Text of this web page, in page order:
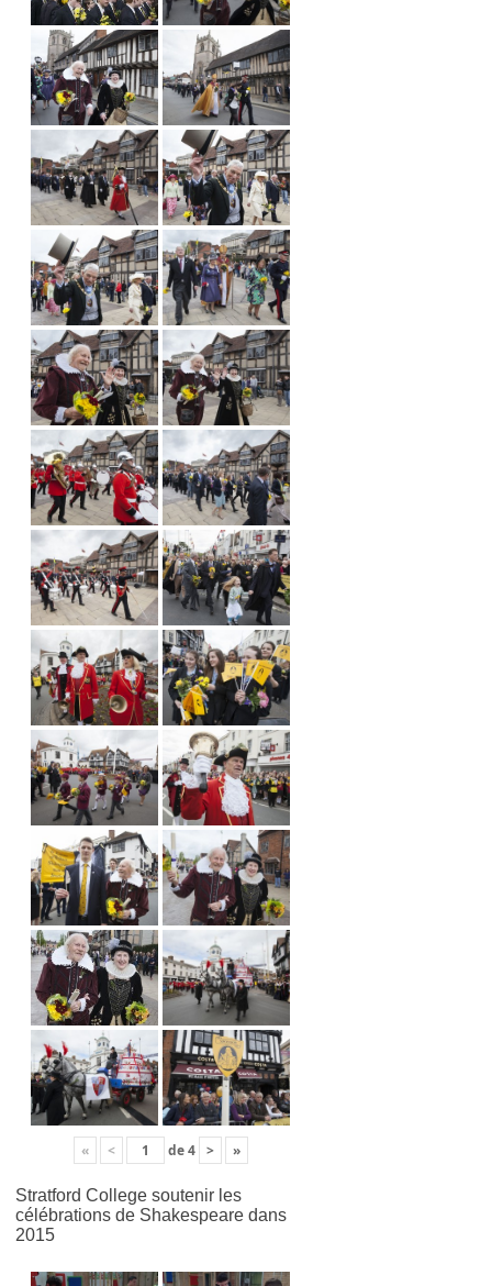
« < de4 > »
Stratford College soutenir les
célébrations de Shakespeare dans
2015